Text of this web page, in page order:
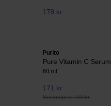
178 kr
Purito
Pure Vitamin C Serum
60 ml
171 kr
Normalpris 199 kr